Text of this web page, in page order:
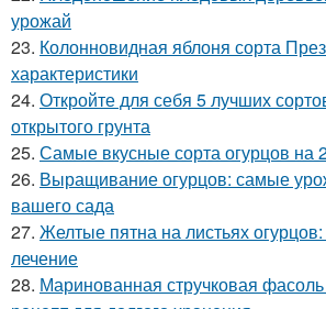
урожай
23. Колонновидная яблоня сорта
характеристики
24. Откройте для себя 5 лучших
открытого грунта
25. Самые вкусные сорта огурцов на
26. Выращивание огурцов: самые
вашего сада
27. Желтые пятна на листьях
лечение
28. Маринованная стручковая